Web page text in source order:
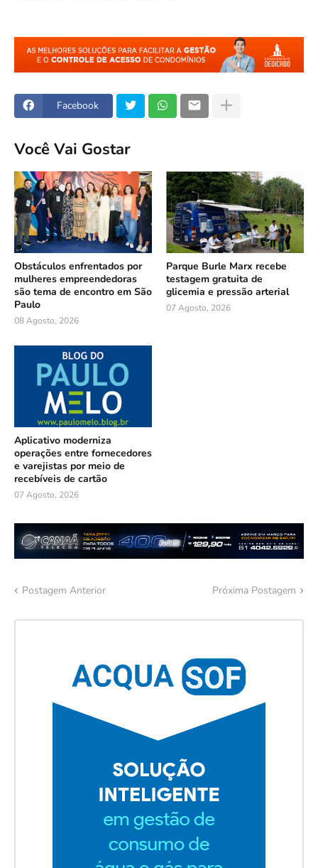
Facebook
Você Vai Gostar
Obstáculos enfrentados por
mulheres empreendedoras
são tema de encontro em São
Paulo
08 Agosto, 2026
Parque Burle Marx recebe
testagem gratuita de
glicemia e pressão arterial
07 Agosto, 2026
Aplicativo moderniza
operações entre fornecedores
e varejistas por meio de
recebíveis de cartão
07 Agosto, 2026
Postagem Anterior Próxima Postagem